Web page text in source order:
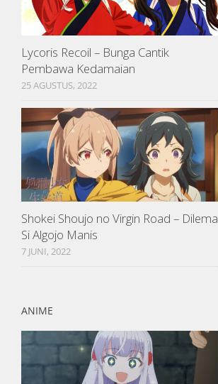
Lycoris Recoil – Bunga Cantik
Pembawa Kedamaian
25 AGUSTUS, 2022
Shokei Shoujo no Virgin Road – Dilema
Si Algojo Manis
7 JUNI, 2022
ANIME